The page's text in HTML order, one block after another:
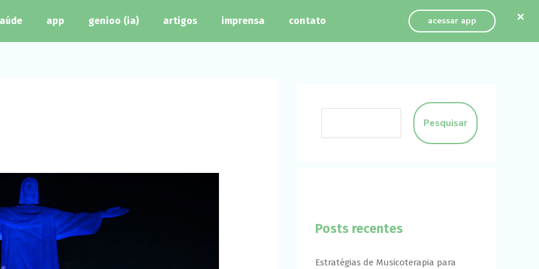
app genioo (ia) artigos imprensa contato acessar app
Pesquisar
Posts recentes
Estratégias de Musicoterapia para
×